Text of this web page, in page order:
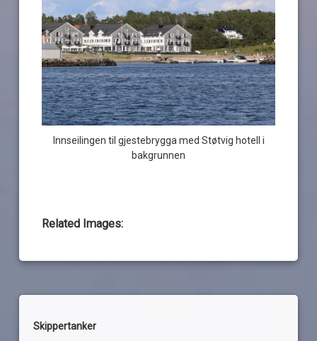
Innseilingen til gjestebrygga med Støtvig hotell i
bakgrunnen
Related Images:
Skippertanker